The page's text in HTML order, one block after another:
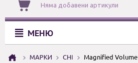
Няма добавени артикули
МЕНЮ
МАРКИ CHI Magnified Volume